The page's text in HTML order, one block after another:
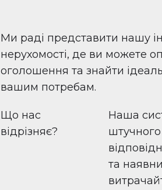
Ми раді представити нашу
нерухомості, де ви можете
оголошення та знайти
вашим потребам.
Що нас
відрізняє?
Наша
штучного
та